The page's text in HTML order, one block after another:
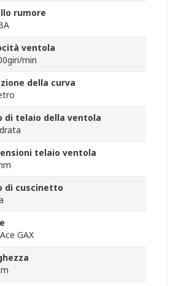
rumore
ventola
min
della curva
di telaio della ventola
telaio ventola
di cuscinetto
GAX